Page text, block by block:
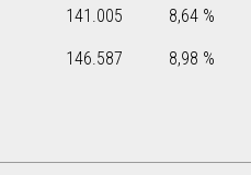
141.005
8,64 %
146.587 8,98 %